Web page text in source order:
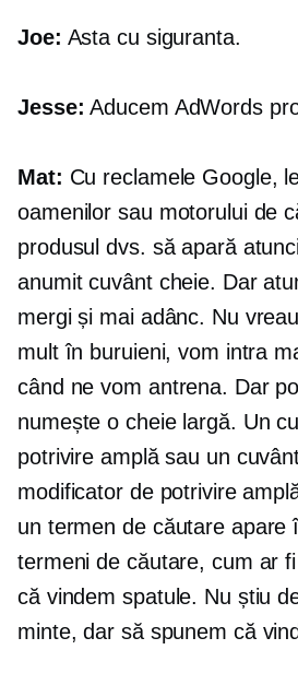
Joe: Asta cu siguranta.
Jesse: Aducem AdWords
Mat: Cu reclamele Google,
oamenilor sau motorului de
produsul dvs. să apară
anumit cuvânt cheie. Dar
mergi și mai adânc. Nu
mult în buruieni, vom intra
când ne vom antrena. Dar
numește o cheie largă. Un
potrivire amplă sau un
modificator de potrivire
un termen de căutare apare
termeni de căutare, cum ar
că vindem spatule. Nu știu
minte, dar să spunem că